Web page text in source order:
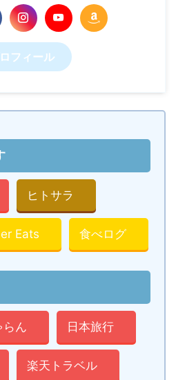
フィール
ヒトサラ
Eats 食べログ
らん 日本旅行
楽天トラベル